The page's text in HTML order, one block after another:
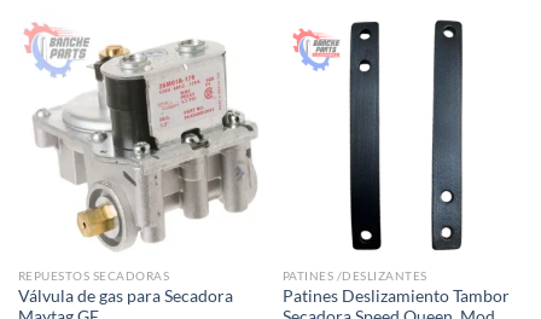
REPUESTOS SECADORAS
Válvula de gas para Secadora
PATINES /DESLIZANTES
Patines Deslizamiento Tambor